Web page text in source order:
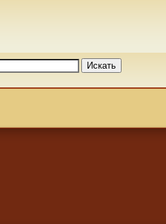
Искать